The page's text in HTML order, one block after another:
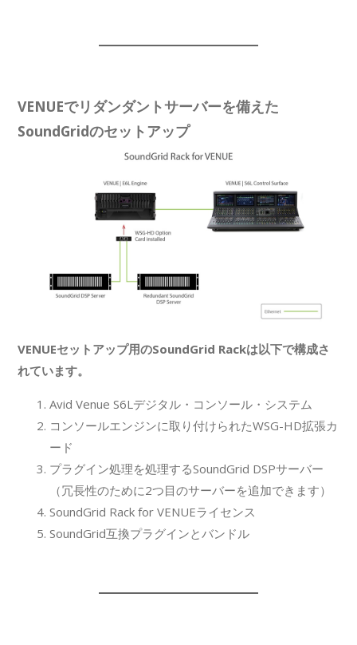
VENUEでリダンダントサーバーを備えた
SoundGridのセットアップ
VENUEセットアップ用のSoundGrid Rackは以下で構成さ
れています。
Avid Venue S6Lデジタル・コンソール・システム
コンソールエンジンに取り付けられたWSG-HD拡張カ
ード
プラグイン処理を処理するSoundGrid DSPサーバー
（冗長性のために2つ目のサーバーを追加できます）
SoundGrid Rack for VENUEライセンス
SoundGrid互換プラグインとバンドル